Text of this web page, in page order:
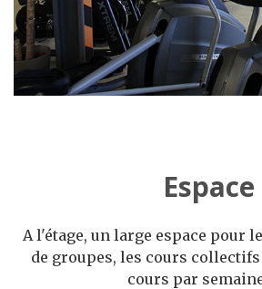
A l'étage, un large espace pour
de groupes, les cours
cours par